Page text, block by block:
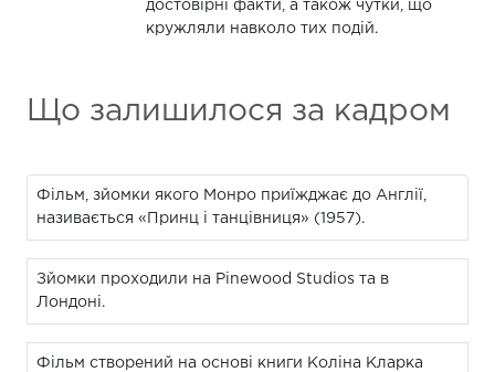
достовірні факти, а також чутки, що
кружляли навколо тих подій.
Що залишилося за кадром
Фільм, зйомки якого Монро приїжджає до Англії,
називається «Принц і танцівниця» (1957).
Зйомки проходили на Pinewood Studios та в
Лондоні.
Фільм створений на основі книги Коліна Кларка